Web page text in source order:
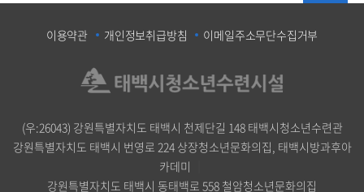
이용약관 개인정보취급방침 이메일주소무단수집거부
(우:26043) 강원특별자치도 태백시 천제단길 148 태백시청소년수련관
강원특별자치도 태백시 번영로 224 상장청소년문화의집, 태백시방과후아
카데미
강원특별자치도 태백시 동태백로 558 철암청소년문화의집